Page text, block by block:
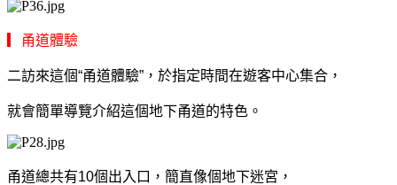
▎甬道體驗
二訪來這個“甬道體驗”，於指定時間在遊客中心集合，
就會簡單導覽介紹這個地下甬道的特色。
甬道總共有10個出入口，簡直像個地下迷宮，